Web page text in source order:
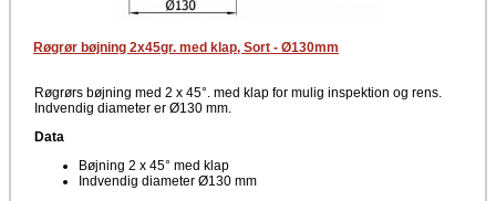
Røgrør bøjning 2x45gr. med klap, Sort - Ø130mm
Røgrørs bøjning med 2 x 45°. med klap for mulig inspektion og rens.
Indvendig diameter er Ø130 mm.
Data
Bøjning 2 x 45° med klap
Indvendig diameter Ø130 mm